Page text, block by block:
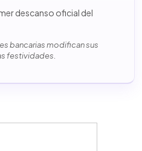
descanso oficial del
bancarias modifican sus
festividades.